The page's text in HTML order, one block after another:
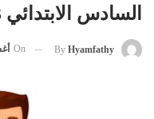
السادس الابتدائي 1443 هـ
By Hyamfathy
On